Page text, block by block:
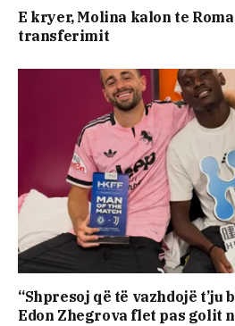
E kryer, Molina kalon te
transferimit
“Shpresoj që të vazhdojë t’ju
Edon Zhegrova flet pas golit